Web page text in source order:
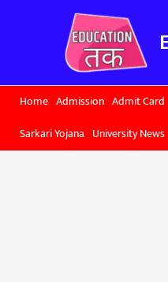
Home Admission Admit Card
Sarkari Yojana University News